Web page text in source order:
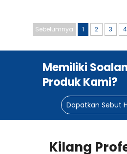
Sebelumnya 1 2 3 4
Memiliki
Produk Kami?
Dapatkan Sebut
Kilang